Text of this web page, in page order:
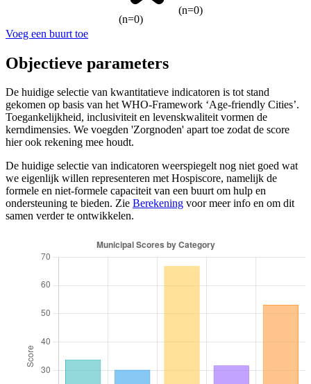
(n=0)
(n=0)
Voeg een buurt toe
Objectieve parameters
De huidige selectie van kwantitatieve indicatoren is tot stand
gekomen op basis van het WHO-Framework ‘Age-friendly Cities’.
Toegankelijkheid, inclusiviteit en levenskwaliteit vormen de
kerndimensies. We voegden 'Zorgnoden' apart toe zodat de score
hier ook rekening mee houdt.
De huidige selectie van indicatoren weerspiegelt nog niet goed wat
we eigenlijk willen representeren met Hospiscore, namelijk de
formele en niet-formele capaciteit van een buurt om hulp en
ondersteuning te bieden. Zie Berekening voor meer info en om dit
samen verder te ontwikkelen.